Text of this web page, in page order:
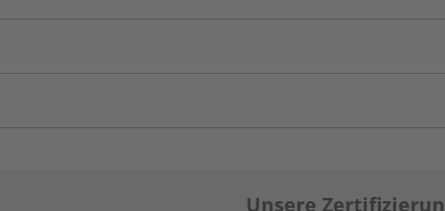
Unsere